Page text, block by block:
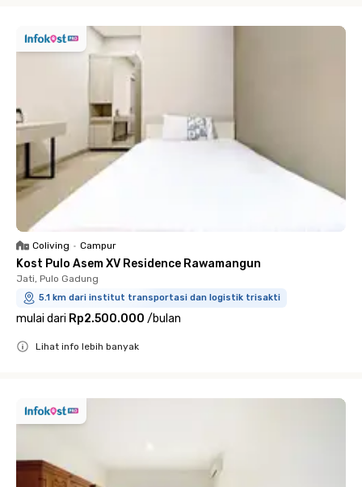
Coliving • Campur
Kost Pulo Asem XV Residence Rawamangun
Jati, Pulo Gadung
5.1 km dari institut transportasi dan logistik trisakti
mulai dari Rp2.500.000 /bulan
Lihat info lebih banyak